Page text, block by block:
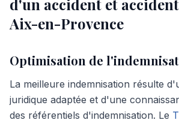
d'un accident et
Aix-en-Provence
Optimisation de
La meilleure indemnisation résulte
juridique adaptée et d'une
des référentiels d'indemnisation. Le